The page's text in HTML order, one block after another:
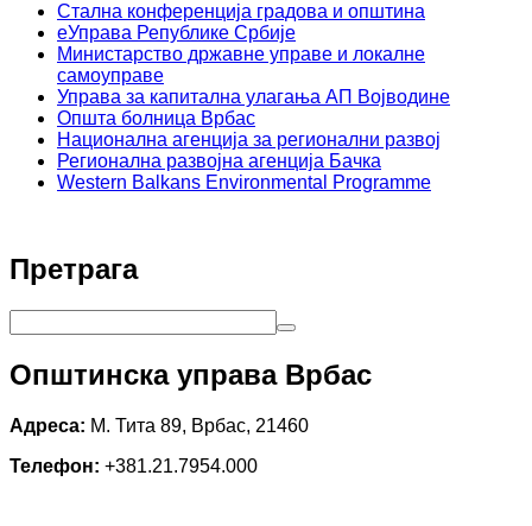
Стална конференција градова и општина
еУправа Републике Србије
Министарство државне управе и локалне
самоуправе
Управа за капитална улагања АП Војводине
Општа болница Врбас
Национална агенција за регионални развој
Регионална развојна агенција Бачка
Western Balkans Environmental Programme
Претрага
Општинска управа Врбас
Адреса: М. Тита 89, Врбас, 21460
Телефон: +381.21.7954.000